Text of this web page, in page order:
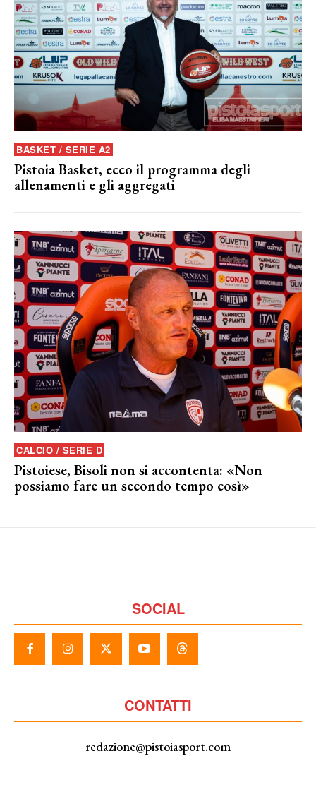
BASKET / SERIE A2
Pistoia Basket, ecco il programma degli
allenamenti e gli aggregati
CALCIO / SERIE D
Pistoiese, Bisoli non si accontenta: «Non
possiamo fare un secondo tempo così»
SOCIAL
CONTATTI
redazione@pistoiasport.com